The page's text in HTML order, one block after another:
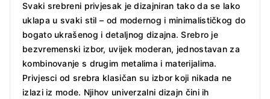
Svaki srebreni privjesak je dizajniran tako da se lako
uklapa u svaki stil – od modernog i minimalističkog do
bogato ukrašenog i detaljnog dizajna. Srebro je
bezvremenski izbor, uvijek moderan, jednostavan za
kombinovanje s drugim metalima i materijalima.
Privjesci od srebra klasičan su izbor koji nikada ne
izlazi iz mode. Njihov univerzalni dizajn čini ih